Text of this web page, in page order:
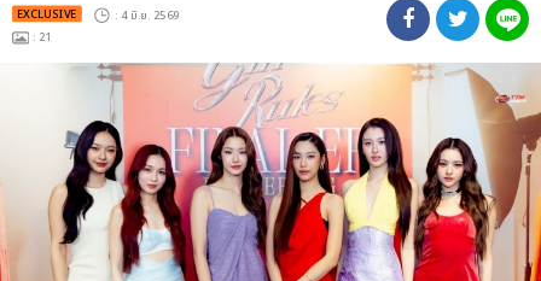
EXCLUSIVE : 4 มิ.ย. 2569
: 21